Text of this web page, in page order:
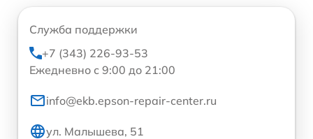
Служба поддержки
+7 (343) 226-93-53
Ежедневно с 9:00 до 21:00
info@ekb.epson-repair-center.ru
ул. Малышева, 51